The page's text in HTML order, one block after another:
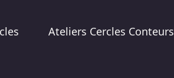
Ateliers Cercles Conteurs